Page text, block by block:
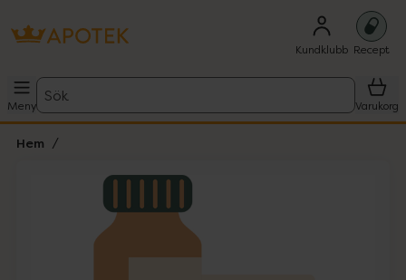
Kundklubb Recept
Meny
Sök
Varukorg
Hem
Lista: . Innehåller 1 objekt.